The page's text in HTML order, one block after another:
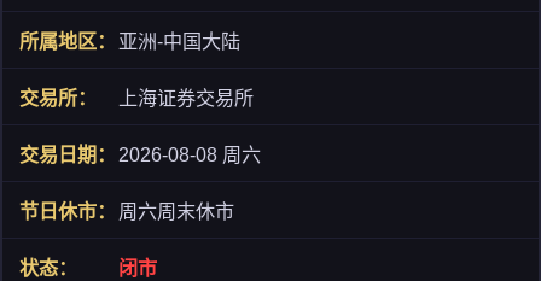
亚洲-中国大陆
上海证券交易所
2026-08-08 周六
周六周末休市
闭市